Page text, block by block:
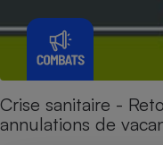
Crise sanitaire -
annulations de